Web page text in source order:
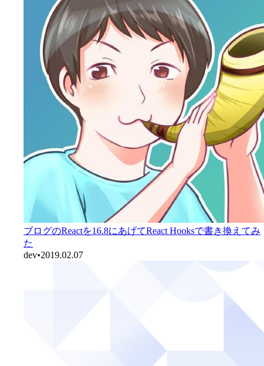
ブログのReactを16.8にあげてReact Hooksで書き換えてみ
た
dev•2019.02.07